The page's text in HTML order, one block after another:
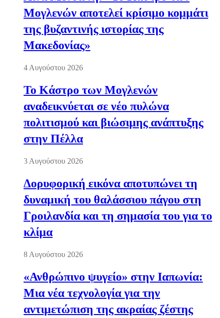
Μογλενών αποτελεί κρίσιμο κομμάτι
της βυζαντινής ιστορίας της
Μακεδονίας»
4 Αυγούστου 2026
Το Κάστρο των Μογλενών
αναδεικνύεται σε νέο πυλώνα
πολιτισμού και βιώσιμης ανάπτυξης
στην Πέλλα
3 Αυγούστου 2026
Δορυφορική εικόνα αποτυπώνει τη
δυναμική του θαλάσσιου πάγου στη
Γροιλανδία και τη σημασία του για το
κλίμα
8 Αυγούστου 2026
«Ανθρώπινο ψυγείο» στην Ιαπωνία:
Μια νέα τεχνολογία για την
αντιμετώπιση της ακραίας ζέστης